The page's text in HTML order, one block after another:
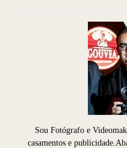
Sou Fotógrafo e
casamentos e